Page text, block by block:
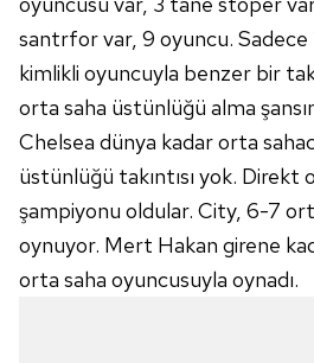
6698 sayılı Kişisel Verilerin
hazırlanmış Aydınlatma
ilgili mevzuata uygun olarak
almak için lütfen tıklayınız
santrfor var, 9 oyuncu.
kimlikli oyuncuyla benzer bir
orta saha üstünlüğü alma
Chelsea dünya kadar orta
üstünlüğü takıntısı yok. Direkt
şampiyonu oldular. City, 6-7
oynuyor. Mert Hakan girene
orta saha oyuncusuyla oynadı.